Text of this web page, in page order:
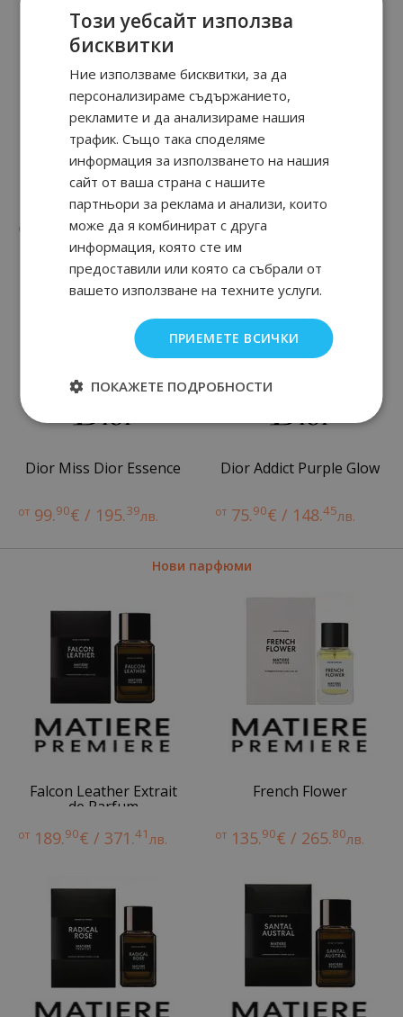
Dior Miss Dior Essence
от 90€ / 195. 39лв.
Poison Girl
110.39€ / 215.
Dior Miss Dior Essence
от 99.90€ / 195.39лв.
Dior Addict Purple Glow
от 75.90€ / 148.45лв.
Нови парфюми
Falcon Leather Extrait
de Parfum
от 189.90€ / 371.41лв.
French Flower
от 135.90€ / 265.80лв.
Този уебсайт използва
бисквитки
Ние използваме бисквитки, за да
персонализираме съдържанието,
рекламите и да анализираме нашия
трафик. Също така споделяме
информация за използването на нашия
сайт от ваша страна с нашите
партньори за реклама и анализи, които
може да я комбинират с друга
информация, която сте им
предоставили или която са събрали от
вашето използване на техните услуги.
ПРИЕМЕТЕ ВСИЧКИ
ПОКАЖЕТЕ ПОДРОБНОСТИ